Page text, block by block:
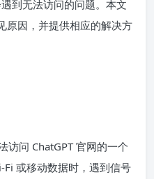
到无法访问的问题。本文
原因，并提供相应的解决方
访问 ChatGPT 官网的一个
或移动数据时，遇到信号